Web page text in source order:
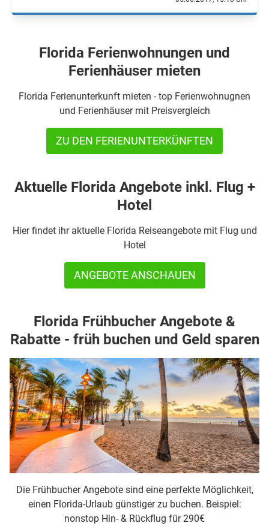
Florida Ferienwohnungen und
Ferienhäuser mieten
Florida Ferienunterkunft mieten - top Ferienwohnugnen
und Ferienhäuser mit Preisvergleich
ZU DEN FERIENUNTERKÜNFTEN
Aktuelle Florida Angebote inkl. Flug +
Hotel
Hier findet ihr aktuelle Florida Reiseangebote mit Flug und
Hotel
ANGEBOTE ANSCHAUEN
Florida Frühbucher Angebote &
Rabatte - früh buchen und Geld sparen
Die Frühbucher Angebote sind eine perfekte Möglichkeit,
einen Florida-Urlaub günstiger zu buchen. Beispiel:
nonstop Hin- & Rückflug für 290€